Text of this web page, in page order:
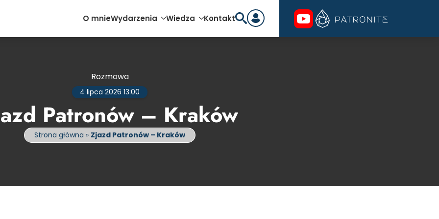
O mnieWydarzenia Wiedza Kontakt
Rozmowa
4 lipca 2026 13:00
Patronów – Kraków
Strona główna » Zjazd Patronów – Kraków